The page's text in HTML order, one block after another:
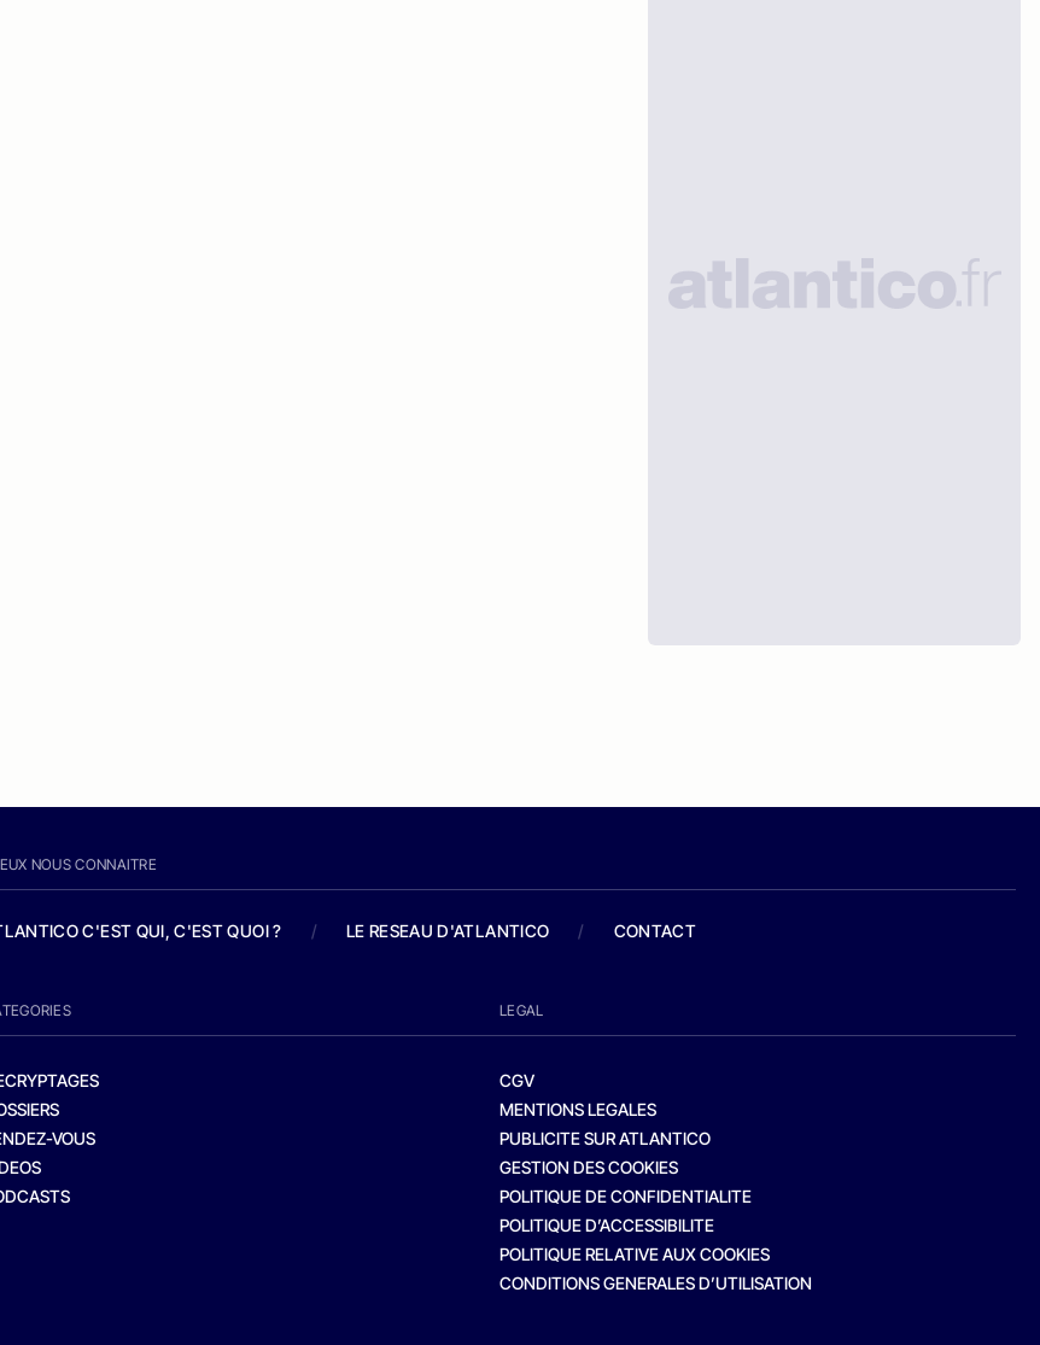
NOUS CONNAITRE
C'EST QUI, C'EST QUOI ? / LE RESEAU D'ATLANTICO / CONTACT
VOUS
LEGAL
CGV
MENTIONS LEGALES
PUBLICITE SUR ATLANTICO
GESTION DES COOKIES
POLITIQUE DE CONFIDENTIALITE
POLITIQUE D’ACCESSIBILITE
POLITIQUE RELATIVE AUX COOKIES
CONDITIONS GENERALES D’UTILISATION